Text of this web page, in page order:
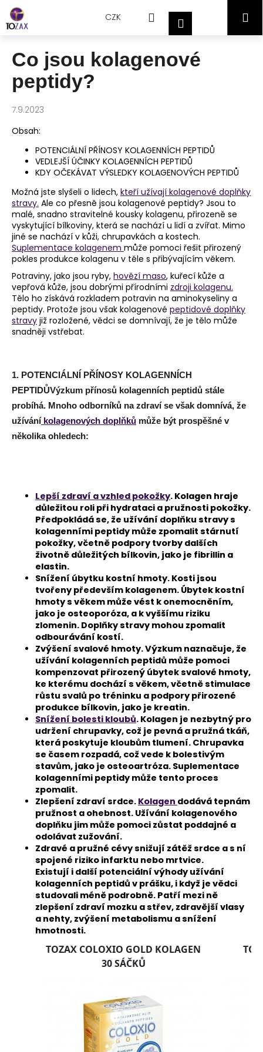
Přejít
obsah
CZK HledatPřihlášeníNákupní
Co jsou kolagenové
peptidy?
7.9.2023
Obsah:
POTENCIÁLNÍ PŘÍNOSY KOLAGENNÍCH PEPTIDŮ
VEDLEJŠÍ ÚČINKY KOLAGENNÍCH PEPTIDŮ
KDY OČEKÁVAT VÝSLEDKY KOLAGENOVÝCH PEPTIDŮ
Možná jste slyšeli o lidech, kteří užívají kolagenové doplňky
stravy. Ale co přesně jsou kolagenové peptidy? Jsou to
malé, snadno stravitelné kousky kolagenu, přirozeně se
vyskytující bílkoviny, která se nachází u lidí a zvířat. Mimo
jiné se nachází v kůži, chrupavkách a kostech.
Suplementace kolagenem může pomoci řešit přirozený
pokles produkce kolagenu v těle s přibývajícím věkem.
Potraviny, jako jsou ryby, hovězí maso, kuřecí kůže a
vepřová kůže, jsou dobrými přírodními zdroji kolagenu.
Tělo ho získává rozkladem potravin na aminokyseliny a
peptidy. Protože jsou však kolagenové peptidové doplňky
stravy již rozložené, vědci se domnívají, že je tělo může
snadněji vstřebat.
1. POTENCIÁLNÍ PŘÍNOSY KOLAGENNÍCH
PEPTIDŮVýzkum přínosů kolagenních peptidů stále
probíhá. Mnoho odborníků na zdraví se však domnívá, že
užívání kolagenových doplňků může být prospěšné v
několika ohledech:
Lepší zdraví a vzhled pokožky. Kolagen hraje
důležitou roli při hydrataci a pružnosti pokožky.
Předpokládá se, že užívání doplňku stravy s
kolagenními peptidy může zpomalit stárnutí
pokožky, včetně podpory tvorby dalších
životně důležitých bílkovin, jako je fibrillin a
elastin.
Snížení úbytku kostní hmoty. Kosti jsou
tvořeny především kolagenem. Úbytek kostní
hmoty s věkem může vést k onemocněním,
jako je osteoporóza, a k vyššímu riziku
zlomenin. Doplňky stravy mohou zpomalit
odbourávání kostí.
Zvýšení svalové hmoty. Výzkum naznačuje, že
užívání kolagenních peptidů může pomoci
kompenzovat přirozený úbytek svalové hmoty,
ke kterému dochází s věkem, včetně stimulace
růstu svalů po tréninku a podpory přirozené
produkce bílkovin, jako je kreatin.
Snížení bolesti kloubů. Kolagen je nezbytný pro
udržení chrupavky, což je pevná a pružná tkáň,
která poskytuje kloubům tlumení. Chrupavka
se časem rozpadá, což vede k bolestivým
stavům, jako je osteoartróza. Suplementace
kolagenními peptidy může tento proces
zpomalit.
Zlepšení zdraví srdce. Kolagen dodává tepnám
pružnost a ohebnost. Užívání kolagenového
doplňku jim může pomoci zůstat poddajné a
odolávat zužování.
Zdravé a pružné cévy snižují zátěž srdce a s ní
spojené riziko infarktu nebo mrtvice.
Existují i další potenciální výhody užívání
kolagenních peptidů v prášku, i když je vědci
studovali méně podrobně. Patří mezi ně
zlepšení zdraví mozku a střev, zdravější vlasy
a nehty, zvýšení metabolismu a snížení
hmotnosti.
o
C
o
p
o
t
u
j
e
t
e
n
a
j
í
t
?
HLEDAT